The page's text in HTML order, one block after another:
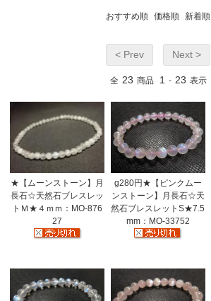
おすすめ順 価格順 新着順
< Prev Next >
全 23 商品 1 - 23 表示
★【ムーンストーン】月
長石☆天然石ブレスレッ
トＭ★４ｍｍ：MO-876
27
g280円★【ピンクムー
ンストーン】月長石☆天
然石ブレスレットS★7.5
mm：MO-33752